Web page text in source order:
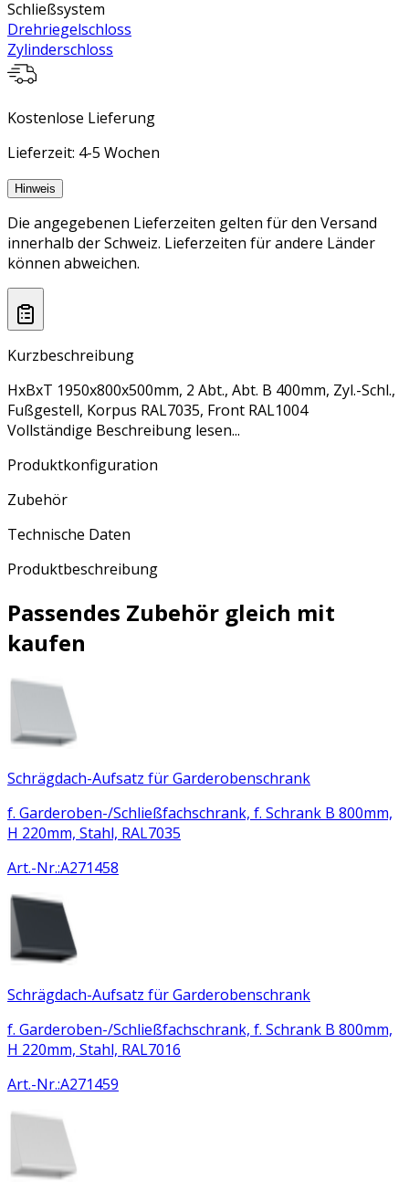
Schließsystem
Drehriegelschloss
Zylinderschloss
Kostenlose Lieferung
Lieferzeit: 4-5 Wochen
Hinweis
Die angegebenen Lieferzeiten gelten für den Versand
innerhalb der Schweiz. Lieferzeiten für andere Länder
können abweichen.
Kurzbeschreibung
HxBxT 1950x800x500mm, 2 Abt., Abt. B 400mm, Zyl.-Schl.,
Fußgestell, Korpus RAL7035, Front RAL1004
Vollständige Beschreibung lesen...
Produktkonfiguration
Zubehör
Technische Daten
Produktbeschreibung
Passendes Zubehör gleich mit
kaufen
Schrägdach-Aufsatz für Garderobenschrank
f. Garderoben-/Schließfachschrank, f. Schrank B 800mm,
H 220mm, Stahl, RAL7035
Art.-Nr.:A271458
Schrägdach-Aufsatz für Garderobenschrank
f. Garderoben-/Schließfachschrank, f. Schrank B 800mm,
H 220mm, Stahl, RAL7016
Art.-Nr.:A271459